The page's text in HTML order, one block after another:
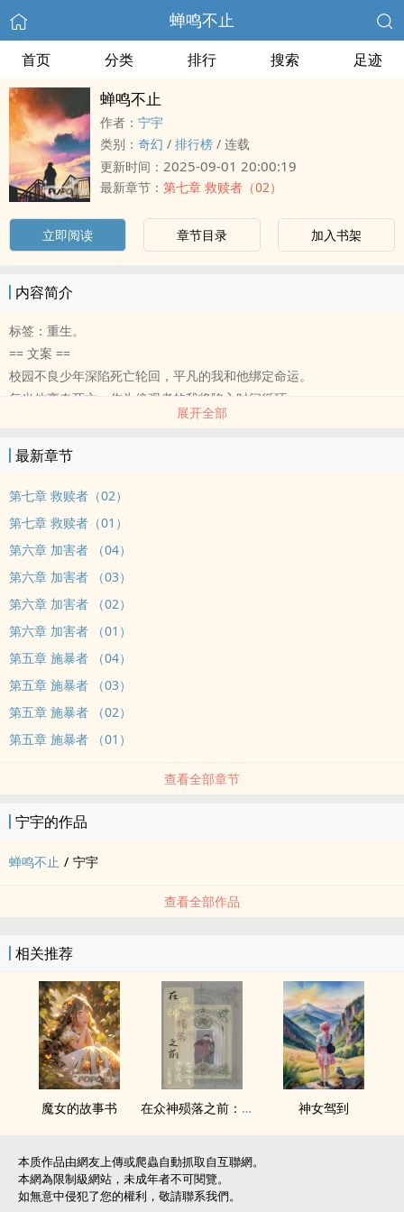
蝉鸣不止
首页 分类 排行 搜索 足迹
蝉鸣不止
作者： 宁宇
类别： 奇幻 / 排行榜 / 连载
更新时间： 2025-09-01 20:00:19
最新章节： 第七章 救赎者（02）
立即阅读 章节目录 加入书架
内容简介
标签：重生。
== 文案 ==
校园不良少年深陷死亡轮回，平凡的我和他绑定命运。
每当他离奇死亡，作为傍观者的我将陷入时间循环。
收集不完的猫咪印章，写不完的拯救笔记，翻不掉的死亡章节……
为了渡过17岁的夏天，我要努力助他活下去。
#正文第三人称
旁观者
观察者
拯救者
受害者
施暴者
救赎者
展开全部
最新章节
第七章 救赎者（02）
第七章 救赎者（01）
第六章 加害者 （04）
第六章 加害者 （03）
第六章 加害者 （02）
第六章 加害者 （01）
第五章 施暴者 （04）
第五章 施暴者 （03）
第五章 施暴者 （02）
第五章 施暴者 （01）
查看全部章节
宁宇的作品
蝉鸣不止 / 宁宇
查看全部作品
相关推荐
魔女的故事书 在众神殒落之前：黄昏未临，黎明以至 神女驾到
本质作品由網友上傳或爬蟲自動抓取自互聯網。
本網為限制級網站，未成年者不可閱覽。
如無意中侵犯了您的權利，敬請聯系我們。